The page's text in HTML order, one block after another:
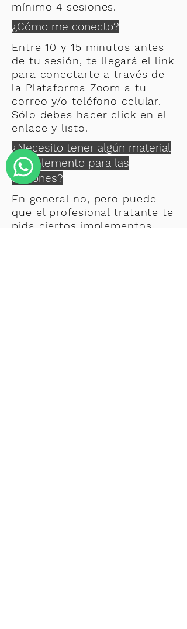
mínimo 4 sesiones.
¿Cómo me conecto?
Entre 10 y 15 minutos antes
de tu sesión, te llegará el link
para conectarte a través de
la Plataforma Zoom a tu
correo y/o teléfono celular.
Sólo debes hacer click en el
enlace y listo.
¿Necesito tener algún material
o implemento para las
sesiones?
En general no, pero puede
que el profesional tratante te
pida ciertos implementos